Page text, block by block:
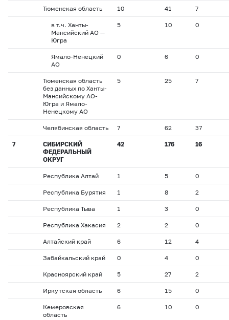
Тюменская область 10 41 7
в т.ч. Ханты-
Мансийский АО —
Югра
5 10 0
Ямало-Ненецкий
АО
0 6 0
Тюменская область
без данных по Ханты-
Мансийскому АО-
Югра и Ямало-
Ненецкому АО
5 25 7
Челябинская область 7 62 37
7
СИБИРСКИЙ
ФЕДЕРАЛЬНЫЙ
ОКРУГ
42 176 16
Республика Алтай 1 5 0
Республика Бурятия 1 8 2
Республика Тыва 1 3 0
Республика Хакасия 2 2 0
Алтайский край 6 12 4
Забайкальский край 0 4 0
Красноярский край 5 27 2
Иркутская область 6 15 0
Кемеровская
область
6 10 0